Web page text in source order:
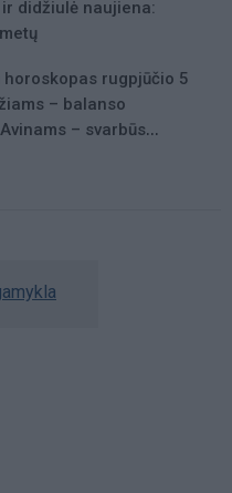
didžiulė naujiena:
horoskopas rugpjūčio 5
– balanso
– svarbūs